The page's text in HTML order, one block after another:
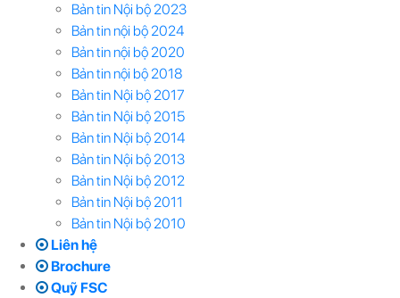
Bản tin Nội bộ 2023
Bản tin nội bộ 2024
Bản tin nội bộ 2020
Bản tin nội bộ 2018
Bản tin Nội bộ 2017
Bản tin Nội bộ 2015
Bản tin Nội bộ 2014
Bản tin Nội bộ 2013
Bản tin Nội bộ 2012
Bản tin Nội bộ 2011
Bản tin Nội bộ 2010
Liên hệ
Brochure
Quỹ FSC